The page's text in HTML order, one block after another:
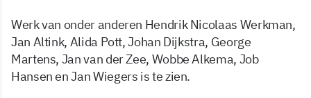
Werk van onder anderen Hendrik Nicolaas Werkman,
Jan Altink, Alida Pott, Johan Dijkstra, George
Martens, Jan van der Zee, Wobbe Alkema, Job
Hansen en Jan Wiegers is te zien.